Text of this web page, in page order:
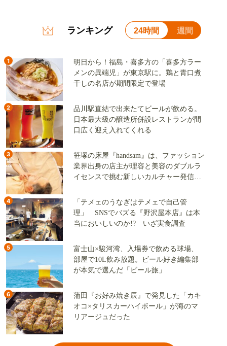
ランキング 24時間 週間
1
明日から！福島・喜多方の「喜多方ラー
メンの異端児」が東京駅に。鶏と青口煮
干しの名店が期間限定で登場
2
品川駅直結で出来たてビールが飲める。
日本最大級の醸造所併設レストランが間
口広く迎え入れてくれる
3
笹塚の床屋『handsam』は、ファッション
業界出身の店主が理容と美容のダブルラ
イセンスで挑む新しいカルチャー発信基
4
「テメェのうなぎはテメェで自己管
理」 SNSでバズる『野沢屋本店』は本
当においしいのか!? いざ実食調査
5
富士山×駿河湾、入場券で飲める球場、
部屋で10L飲み放題。ビール好き編集部
が本気で選んだ「ビール旅」
6
蒲田『お好み焼き辰』で発見した「カキ
オコ×タリスカーハイボール」が海のマ
リアージュだった